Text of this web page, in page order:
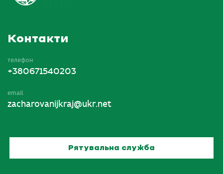
Контакти
телефон
+380671540203
email
zacharovanijkraj@ukr.net
Рятувальна служба